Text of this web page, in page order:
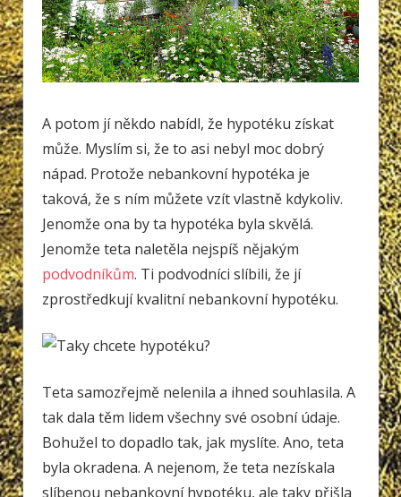
A potom jí někdo nabídl, že hypotéku získat
může. Myslím si, že to asi nebyl moc dobrý
nápad. Protože nebankovní hypotéka je
taková, že s ním můžete vzít vlastně kdykoliv.
Jenomže ona by ta hypotéka byla skvělá.
Jenomže teta naletěla nejspíš nějakým
podvodníkům. Ti podvodníci slíbili, že jí
zprostředkují kvalitní nebankovní hypotéku.
Teta samozřejmě nelenila a ihned souhlasila. A
tak dala těm lidem všechny své osobní údaje.
Bohužel to dopadlo tak, jak myslíte. Ano, teta
byla okradena. A nejenom, že teta nezískala
slíbenou nebankovní hypotéku, ale taky přišla